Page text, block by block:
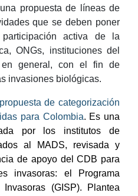
propuesta de líneas de
que se deben poner
activa de la
ONGs, instituciones del
en general, con el fin de
invasiones biológicas.
de categorización
para Colombia. Es una
por los institutos de
al MADS, revisada y
de apoyo del CDB para
invasoras: el Programa
(GISP). Plantea